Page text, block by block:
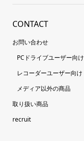
CONTACT
お問い合わせ
PCドライブユーザー向け
レコーダーユーザー向け
メディア以外の商品
取り扱い商品
recruit